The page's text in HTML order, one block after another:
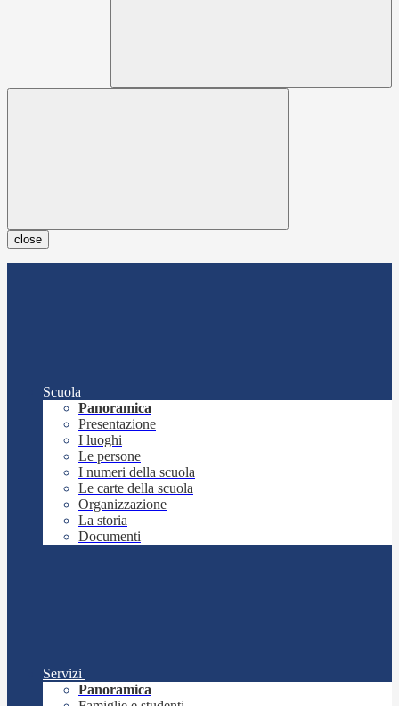
close
Scuola
Panoramica
Presentazione
I luoghi
Le persone
I numeri della scuola
Le carte della scuola
Organizzazione
La storia
Documenti
Servizi
Panoramica